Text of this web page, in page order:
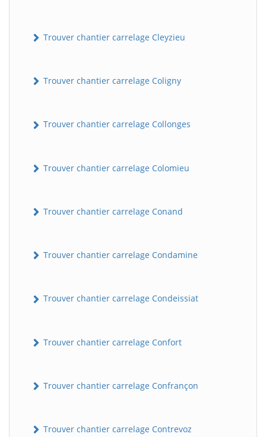
Trouver chantier carrelage Cleyzieu
Trouver chantier carrelage Coligny
Trouver chantier carrelage Collonges
Trouver chantier carrelage Colomieu
Trouver chantier carrelage Conand
Trouver chantier carrelage Condamine
Trouver chantier carrelage Condeissiat
Trouver chantier carrelage Confort
Trouver chantier carrelage Confrançon
Trouver chantier carrelage Contrevoz
BatiWebPro